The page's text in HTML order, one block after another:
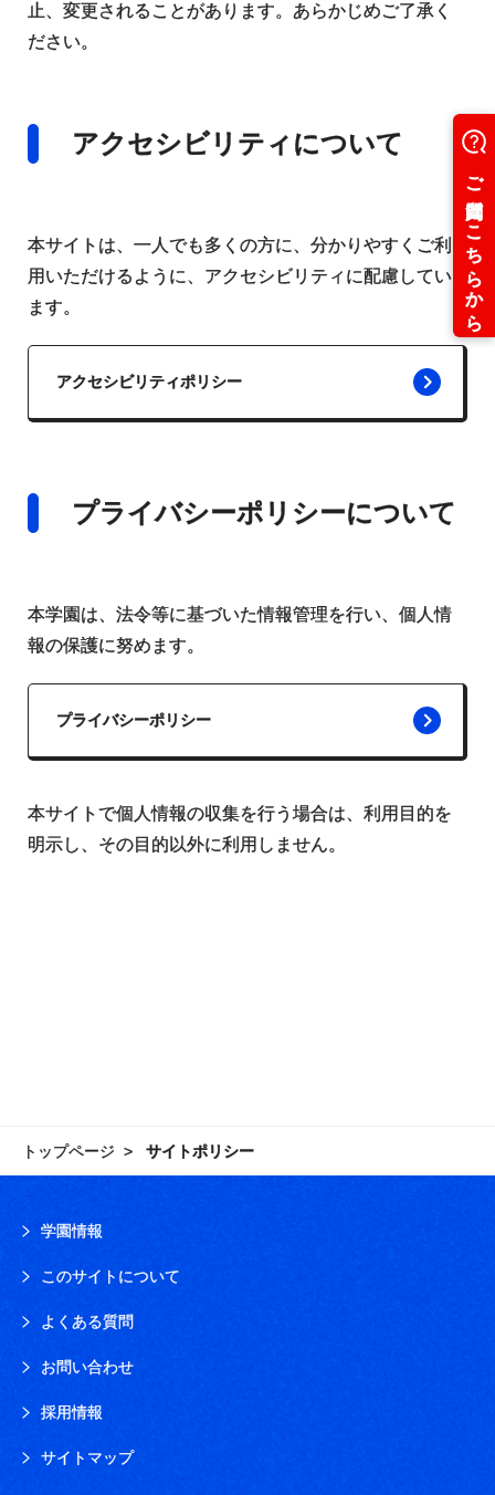
止、変更されることがあります。あらかじめご了承く
ださい。
アクセシビリティについて
本サイトは、一人でも多くの方に、分かりやすくご利
用いただけるように、アクセシビリティに配慮してい
ます。
アクセシビリティポリシー
プライバシーポリシーについて
本学園は、法令等に基づいた情報管理を行い、個人情
報の保護に努めます。
プライバシーポリシー
本サイトで個人情報の収集を行う場合は、利用目的を
明示し、その目的以外に利用しません。
トップページ サイトポリシー
学園情報
このサイトについて
よくある質問
お問い合わせ
採用情報
サイトマップ